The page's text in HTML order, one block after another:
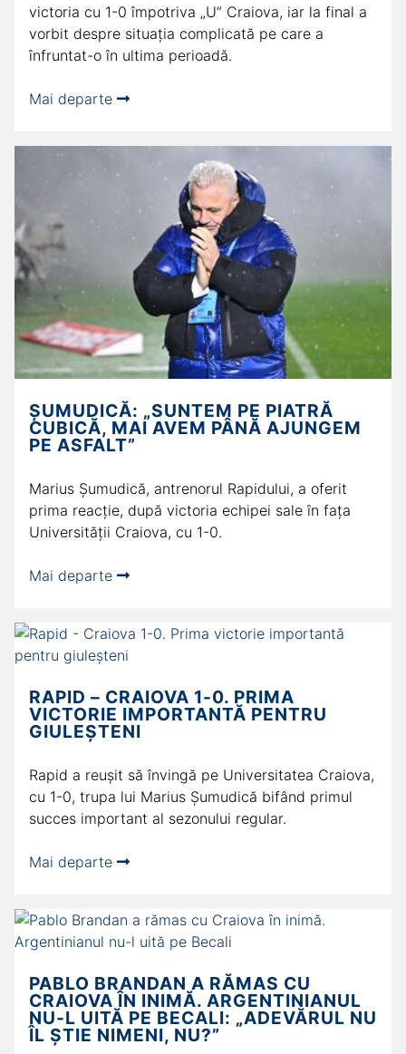
victoria cu 1-0 împotriva „U” Craiova, iar la final a
vorbit despre situaţia complicată pe care a
înfruntat-o în ultima perioadă.
Mai departe
ȘUMUDICĂ: „SUNTEM PE PIATRĂ
CUBICĂ, MAI AVEM PÂNĂ AJUNGEM
PE ASFALT”
Marius Șumudică, antrenorul Rapidului, a oferit
prima reacție, după victoria echipei sale în fața
Universității Craiova, cu 1-0.
Mai departe
RAPID – CRAIOVA 1-0. PRIMA
VICTORIE IMPORTANTĂ PENTRU
GIULEȘTENI
Rapid a reușit să învingă pe Universitatea Craiova,
cu 1-0, trupa lui Marius Șumudică bifând primul
succes important al sezonului regular.
Mai departe
PABLO BRANDAN A RĂMAS CU
CRAIOVA ÎN INIMĂ. ARGENTINIANUL
NU-L UITĂ PE BECALI: „ADEVĂRUL NU
ÎL ŞTIE NIMENI, NU?”